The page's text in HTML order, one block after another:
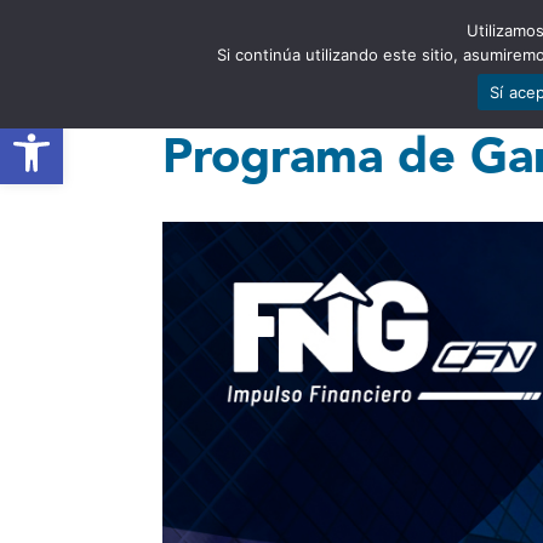
Abrir barra de herramientas
Programa de
Si continúa utilizando este sitio,
Sí